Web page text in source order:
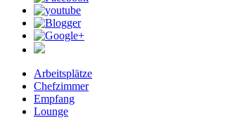
Arbeitsplätze
Chefzimmer
Empfang
Lounge